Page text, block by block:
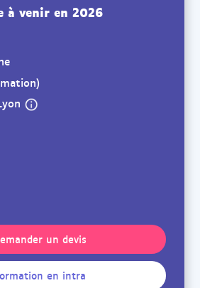
à venir en 2026
un devis
en intra